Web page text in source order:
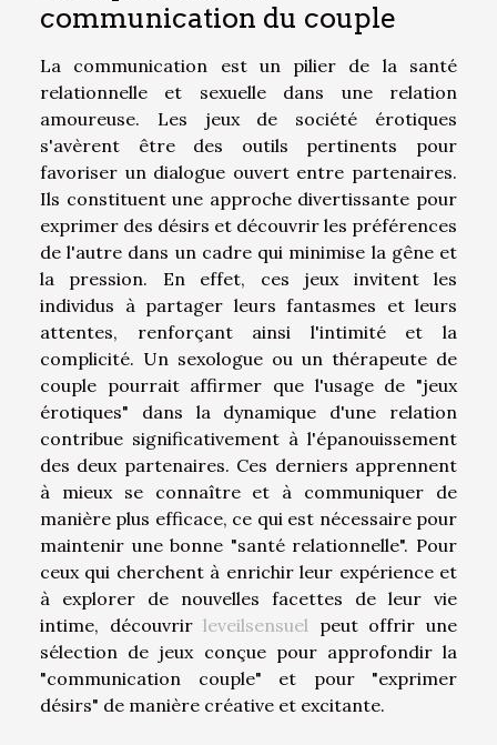
communication du couple
La communication est un pilier de la santé
relationnelle et sexuelle dans une relation
amoureuse. Les jeux de société érotiques
s'avèrent être des outils pertinents pour
favoriser un dialogue ouvert entre partenaires.
Ils constituent une approche divertissante pour
exprimer des désirs et découvrir les préférences
de l'autre dans un cadre qui minimise la gêne et
la pression. En effet, ces jeux invitent les
individus à partager leurs fantasmes et leurs
attentes, renforçant ainsi l'intimité et la
complicité. Un sexologue ou un thérapeute de
couple pourrait affirmer que l'usage de "jeux
érotiques" dans la dynamique d'une relation
contribue significativement à l'épanouissement
des deux partenaires. Ces derniers apprennent
à mieux se connaître et à communiquer de
manière plus efficace, ce qui est nécessaire pour
maintenir une bonne "santé relationnelle". Pour
ceux qui cherchent à enrichir leur expérience et
à explorer de nouvelles facettes de leur vie
intime, découvrirleveilsensuel peut offrir une
sélection de jeux conçue pour approfondir la
"communication couple" et pour "exprimer
désirs" de manière créative et excitante.